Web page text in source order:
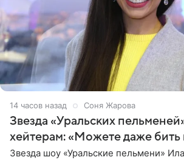
14 часов назад Соня Жарова
Звезда «Уральских
хейтерам: «Можете даже бить
Звезда шоу «Уральские пельмени»